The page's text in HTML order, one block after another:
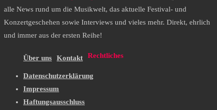
alle News rund um die Musikwelt, das aktuelle Festival- und
Konzertgeschehen sowie Interviews und vieles mehr. Direkt, ehrlich
und immer aus der ersten Reihe!
Über uns Kontakt Rechtliches
Datenschutzerklärung
Impressum
Haftungsausschluss